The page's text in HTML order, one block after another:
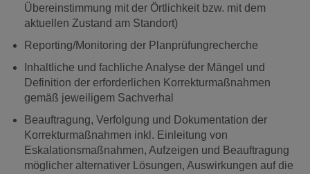
Übereinstimmung mit der Örtlichkeit bzw. mit dem
aktuellen Zustand am Standort)
Reporting/Monitoring der Planprüfungrecherche
Inhaltliche und fachliche Analyse der Mängel und
Definition der erforderlichen Korrekturmaßnahmen
gemäß jeweiligem Sachverhal
Beauftragung, Verfolgung und Dokumentation der
Korrekturmaßnahmen inkl. Einleitung von
Eskalationsmaßnahmen, Aufzeigen und Beauftragung
möglicher alternativer Lösungen, Auswirkungen auf die